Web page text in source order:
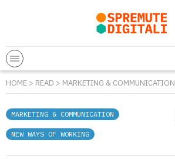
HOME > READ > MARKETING & COMMUNICATION
MARKETING & COMMUNICATION
NEW WAYS OF WORKING